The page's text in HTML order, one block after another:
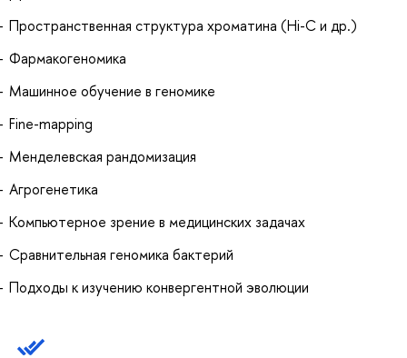
Пространственная структура хроматина (Hi-C и др.)
Фармакогеномика
Машинное обучение в геномике
Fine-mapping
Менделевская рандомизация
Агрогенетика
Компьютерное зрение в медицинских задачах
Сравнительная геномика бактерий
Подходы к изучению конвергентной эволюции